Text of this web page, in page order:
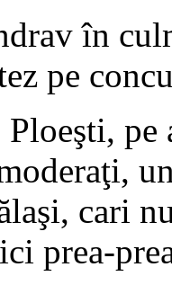
în
pe
cari
prea-